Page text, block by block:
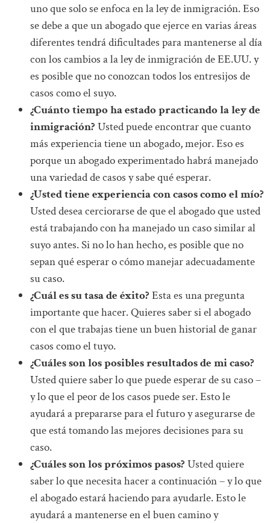
uno que solo se enfoca en la ley de inmigración. Eso
se debe a que un abogado que ejerce en varias áreas
diferentes tendrá dificultades para mantenerse al día
con los cambios a la ley de inmigración de EE.UU. y
es posible que no conozcan todos los entresijos de
casos como el suyo.
¿Cuánto tiempo ha estado practicando la ley de
inmigración? Usted puede encontrar que cuanto
más experiencia tiene un abogado, mejor. Eso es
porque un abogado experimentado habrá manejado
una variedad de casos y sabe qué esperar.
¿Usted tiene experiencia con casos como el mío?
Usted desea cerciorarse de que el abogado que usted
está trabajando con ha manejado un caso similar al
suyo antes. Si no lo han hecho, es posible que no
sepan qué esperar o cómo manejar adecuadamente
su caso.
¿Cuál es su tasa de éxito? Esta es una pregunta
importante que hacer. Quieres saber si el abogado
con el que trabajas tiene un buen historial de ganar
casos como el tuyo.
¿Cuáles son los posibles resultados de mi caso?
Usted quiere saber lo que puede esperar de su caso –
y lo que el peor de los casos puede ser. Esto le
ayudará a prepararse para el futuro y asegurarse de
que está tomando las mejores decisiones para su
caso.
¿Cuáles son los próximos pasos? Usted quiere
saber lo que necesita hacer a continuación – y lo que
el abogado estará haciendo para ayudarle. Esto le
ayudará a mantenerse en el buen camino y